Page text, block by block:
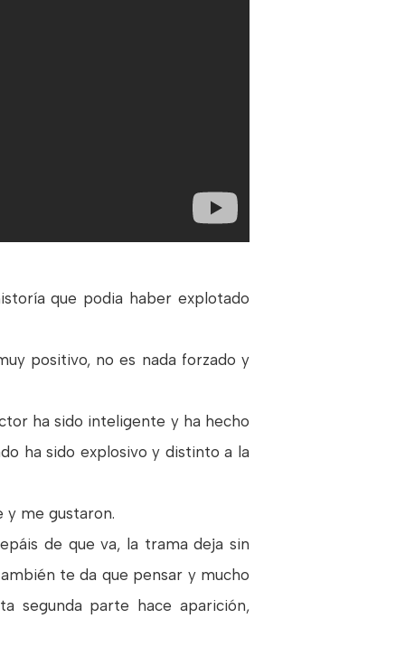
que podia haber explotado
positivo, no es nada forzado y
ha sido inteligente y ha hecho
ha sido explosivo y distinto a la
y me gustaron.
de que va, la trama deja sin
te da que pensar y mucho
segunda parte hace aparición,